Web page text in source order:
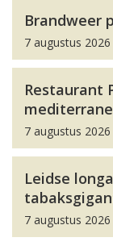
Brandweer
7 augustus 2026
Restaurant
7 augustus 2026
Leidse
7 augustus 2026